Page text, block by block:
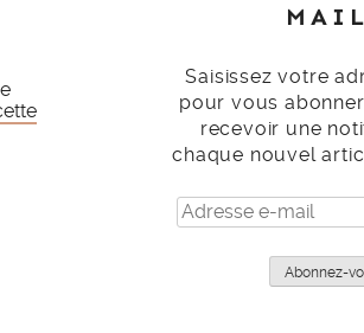
Saisissez votre
pour vous
recevoir une
chaque nouvel
Adresse
e-
Abonnez-